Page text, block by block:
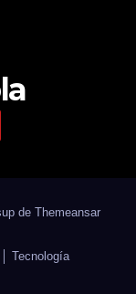
de Themeansar
Tecnología